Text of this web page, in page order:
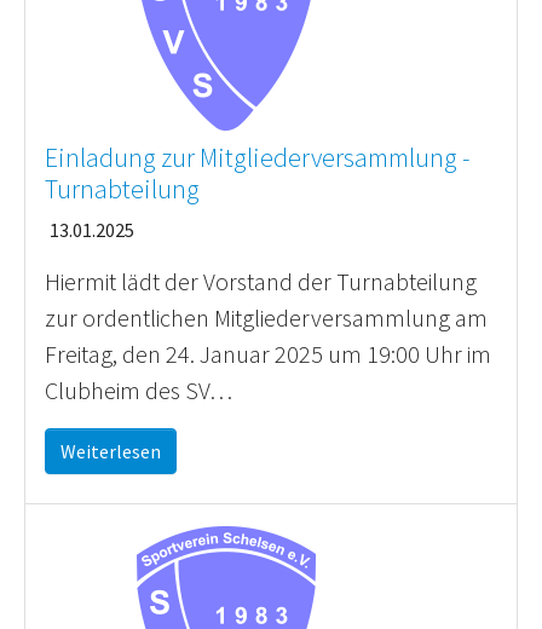
Einladung zur Mitgliederversammlung -
Turnabteilung
13.01.2025
Hiermit lädt der Vorstand der Turnabteilung
zur ordentlichen Mitgliederversammlung am
Freitag, den 24. Januar 2025 um 19:00 Uhr im
Clubheim des SV…
Weiterlesen